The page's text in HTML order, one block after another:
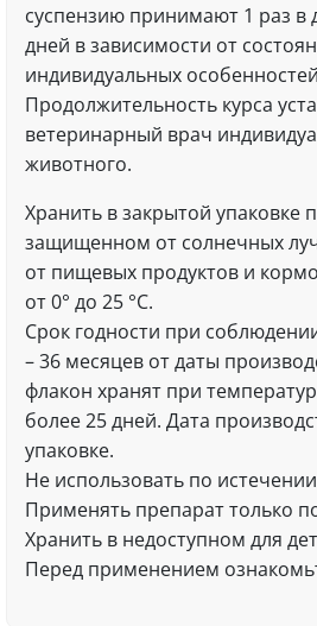
суспензию принимают 1 раз в
дней в зависимости от
индивидуальных
Продолжительность курса
ветеринарный врач
животного.
Хранить в закрытой упаковке
защищенном от солнечных
от пищевых продуктов и
от 0° до 25 °С.
Срок годности при
– 36 месяцев от даты
флакон хранят при
более 25 дней. Дата
упаковке.
Не использовать по
Применять препарат только
Хранить в недоступном для
Перед применением